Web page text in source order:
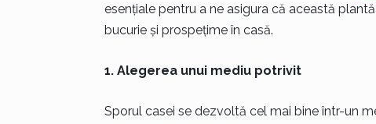
esențiale pentru a ne asigura că această
bucurie și prospețime în casă.
1. Alegerea unui mediu potrivit
Sporul casei se dezvoltă cel mai bine într-un